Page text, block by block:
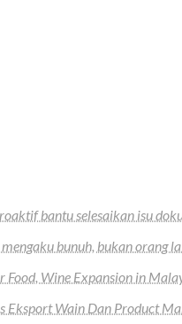
bantu selesaikan isu
bunuh, bukan orang
Food, Wine Expansion in
Eksport Wain Dan Product